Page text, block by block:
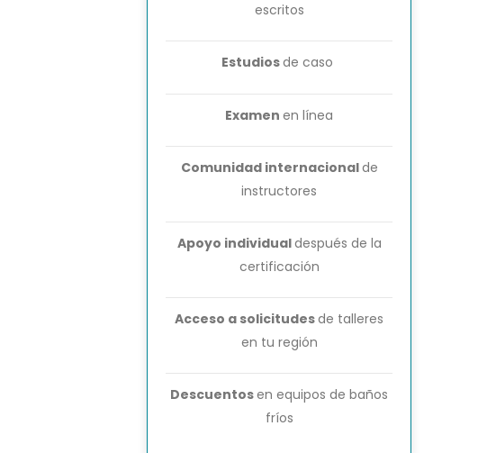
escritos
Estudiosde caso
Examen en línea
Comunidad internacionalde
instructores
Apoyo individualdespués de la
certificación
Acceso a solicitudesde talleres
en tu región
Descuentosen equipos de baños
fríos